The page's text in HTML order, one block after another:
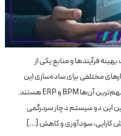
فرآیندها و منابع یکی از
مختلفی برای ساده‌سازی این
چالش وجود دارند که دو مورد از مهم‌ترین آن‌ها BPM و ERP هستند.
این دو سیستم دچار سردرگمی
کارایی، سودآوری و کاهش […]